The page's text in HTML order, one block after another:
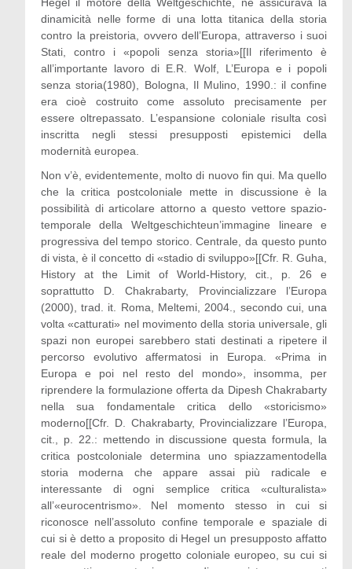
dinamicità nelle forme di una lotta titanica della storia
contro la preistoria, ovvero dell’Europa, attraverso i suoi
Stati, contro i «popoli senza storia»[[Il riferimento è
all’importante lavoro di E.R. Wolf, L’Europa e i popoli
senza storia(1980), Bologna, Il Mulino, 1990.: il confine
era cioè costruito come assoluto precisamente per
essere oltrepassato. L’espansione coloniale risulta così
inscritta negli stessi presupposti epistemici della
modernità europea.
Non v’è, evidentemente, molto di nuovo fin qui. Ma quello
che la critica postcoloniale mette in discussione è la
possibilità di articolare attorno a questo vettore spazio-
temporale della Weltgeschichteun’immagine lineare e
progressiva del tempo storico. Centrale, da questo punto
di vista, è il concetto di «stadio di sviluppo»[[Cfr. R. Guha,
History at the Limit of World-History, cit., p. 26 e
soprattutto D. Chakrabarty, Provincializzare l’Europa
(2000), trad. it. Roma, Meltemi, 2004., secondo cui, una
volta «catturati» nel movimento della storia universale, gli
spazi non europei sarebbero stati destinati a ripetere il
percorso evolutivo affermatosi in Europa. «Prima in
Europa e poi nel resto del mondo», insomma, per
riprendere la formulazione offerta da Dipesh Chakrabarty
nella sua fondamentale critica dello «storicismo»
moderno[[Cfr. D. Chakrabarty, Provincializzare l’Europa,
cit., p. 22.: mettendo in discussione questa formula, la
critica postcoloniale determina uno spiazzamentodella
storia moderna che appare assai più radicale e
interessante di ogni semplice critica «culturalista»
all’«eurocentrismo». Nel momento stesso in cui si
riconosce nell’assoluto confine temporale e spaziale di
cui si è detto a proposito di Hegel un presupposto affatto
reale del moderno progetto coloniale europeo, su cui si